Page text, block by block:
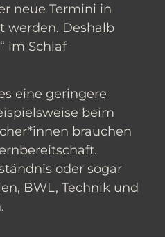
neue Termini in
werden. Deshalb
im Schlaf
eine geringere
beim
brauchen
oder sogar
BWL, Technik und